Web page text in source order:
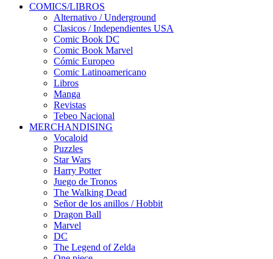
COMICS/LIBROS
Alternativo / Underground
Clasicos / Independientes USA
Comic Book DC
Comic Book Marvel
Cómic Europeo
Comic Latinoamericano
Libros
Manga
Revistas
Tebeo Nacional
MERCHANDISING
Vocaloid
Puzzles
Star Wars
Harry Potter
Juego de Tronos
The Walking Dead
Señor de los anillos / Hobbit
Dragon Ball
Marvel
DC
The Legend of Zelda